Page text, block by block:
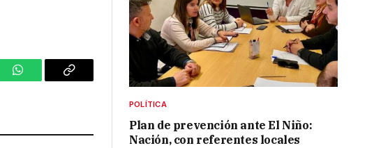
WhatsAppCopy
POLÍTICA
Plan de prevención ante El Niño:
Nación, con referentes locales